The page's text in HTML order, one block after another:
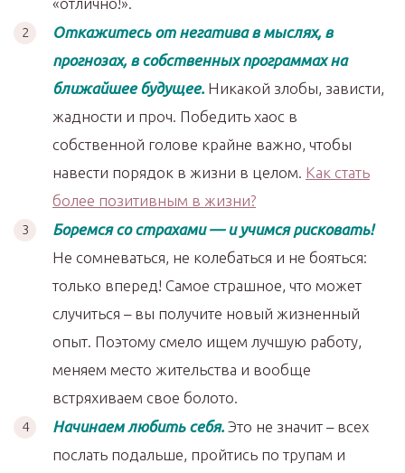
Откажитесь от негатива в мыслях, в
прогнозах, в собственных программах на
ближайшее будущее. Никакой злобы, зависти,
жадности и проч. Победить хаос в
собственной голове крайне важно, чтобы
навести порядок в жизни в целом. Как стать
более позитивным в жизни?
Боремся со страхами — и учимся рисковать!
Не сомневаться, не колебаться и не бояться:
только вперед! Самое страшное, что может
случиться – вы получите новый жизненный
опыт. Поэтому смело ищем лучшую работу,
меняем место жительства и вообще
встряхиваем свое болото.
Начинаем любить себя. Это не значит – всех
послать подальше, пройтись по трупам и